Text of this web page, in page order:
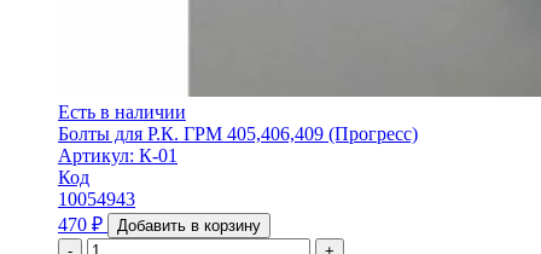
Есть в наличии
Болты для Р.К. ГРМ 405,406,409 (Прогресс)
Артикул: К-01
Код
10054943
470 ₽
Добавить в корзину
-
+